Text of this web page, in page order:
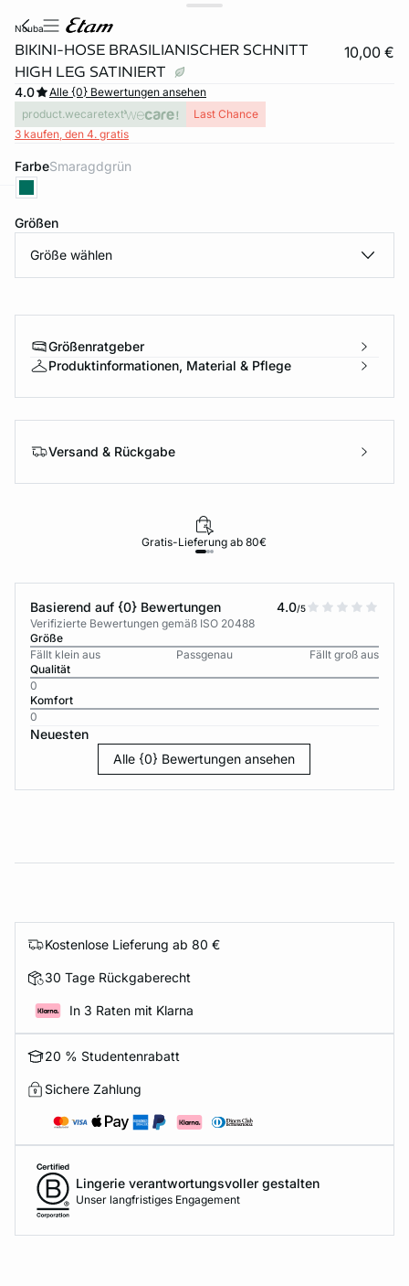
nouba
BIKINI-HOSE BRASILIANISCHER SCHNITT
HIGH LEG SATINIERT
10,00 €
4.0
Alle {0} Bewertungen ansehen
product.wecaretext
Last Chance
3 kaufen, den 4. gratis
Farbe smaragdgrün
Größen
Größe wählen
Größenratgeber
Produktinformationen, Material & Pflege
Versand & Rückgabe
Gratis-Lieferung ab 80€
Basierend auf {0} Bewertungen 4.0/5
Verifizierte Bewertungen gemäß ISO 20488
Größe
Fällt klein aus
Passgenau
Fällt groß aus
Qualität
0
Komfort
0
Neuesten
Alle {0} Bewertungen ansehen
Kostenlose Lieferung ab 80 €
30 Tage Rückgaberecht
In 3 Raten mit Klarna
20 % Studentenrabatt
Sichere Zahlung
Lingerie verantwortungsvoller gestalten
Unser langfristiges Engagement